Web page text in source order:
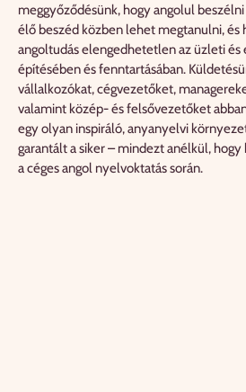
meggyőződésünk, hogy angolul beszélni
élő beszéd közben lehet megtanulni, és
angoltudás elengedhetetlen az üzleti és
építésében és fenntartásában.
vállalkozókat, cégvezetőket,
valamint közép- és felsővezetőket
egy olyan inspiráló, anyanyelvi
garantált a siker – mindezt anélkül,
a céges angol nyelvoktatás során.